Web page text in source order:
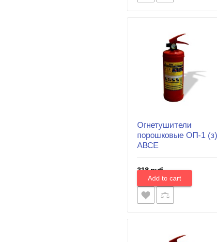
Огнетушители
порошковые ОП-1 (з)
АВСЕ
318 руб.